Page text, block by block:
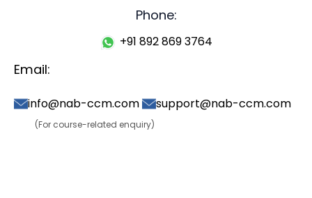
Phone:
+91 892 869 3764
Email:
info@nab-ccm.com support@nab-ccm.com
(For course-related enquiry)